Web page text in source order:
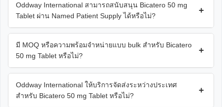
Oddway International สามารถสนับสนุน Bicatero 50 mg
Tablet ผ่าน Named Patient Supply ได้หรือไม่?
+
มี MOQ หรือความพร้อมจำหน่ายแบบ bulk สำหรับ Bicatero
50 mg Tablet หรือไม่?
+
Oddway International ให้บริการจัดส่งระหว่างประเทศ
สำหรับ Bicatero 50 mg Tablet หรือไม่?
+